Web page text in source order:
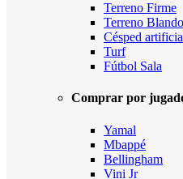
Terreno Firme
Terreno Blando
Césped
Turf
Fútbol Sala
Comprar por
Yamal
Mbappé
Bellingham
Vini Jr